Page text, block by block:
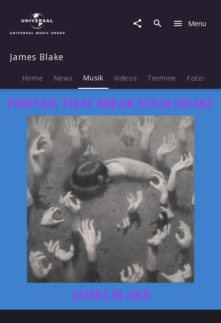
Musik
Friends
Your
Heart
Menu
James Blake
Home News Musik Videos Termine Fotos